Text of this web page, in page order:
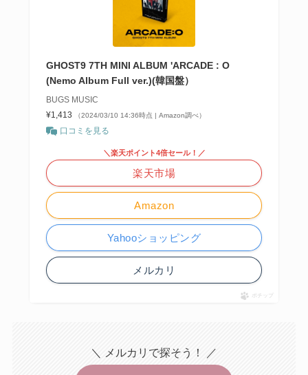
GHOST9 7TH MINI ALBUM 'ARCADE : O
(Nemo Album Full ver.)(韓国盤）
BUGS MUSIC
¥1,413
（2024/03/10 14:36時点 | Amazon調べ）
口コミを見る
Amazon
＼楽天ポイント4倍セール！／
楽天市場
Yahooショッピング
メルカリ
ポチップ
＼ メルカリで探そう！ ／